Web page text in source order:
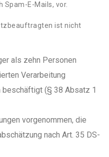
E-Mails, vor.
ist nicht
als zehn Personen
Verarbeitung
(§ 38 Absatz 1
vorgenommen, die
nach Art. 35 DS-